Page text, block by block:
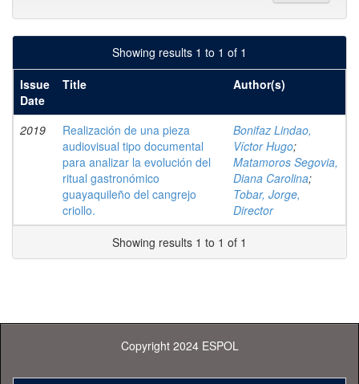
Showing results 1 to 1 of 1
Issue
Date
Title Author(s)
2019
Realización de una pieza
audiovisual tipo documental
para analizar la evolución del
ritual gastronómico
guayaquileño del cangrejo
criollo.
Bonifaz Lindao,
Víctor Hugo;
Matamoros Segovia,
Diana Carolina;
Tobar, Jorge,
Director
Showing results 1 to 1 of 1
Copyright 2024 ESPOL